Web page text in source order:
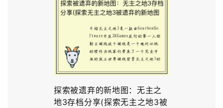
探索被遗弃的新地图：无主之
地3存档分享(探索无主之地3被